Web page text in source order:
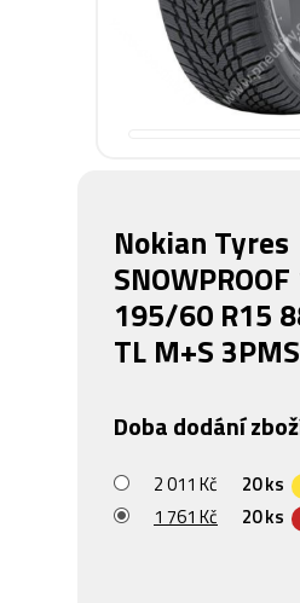
Nokian Tyres
SNOWPROOF
195/60 R15
TL M+S
Doba dodání
2 011 Kč 20 ks
1 761 Kč 20 ks